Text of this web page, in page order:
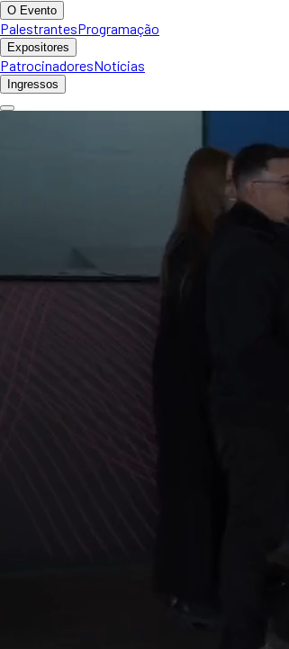
O Evento
PalestrantesProgramação
Expositores
PatrocinadoresNotícias
Ingressos